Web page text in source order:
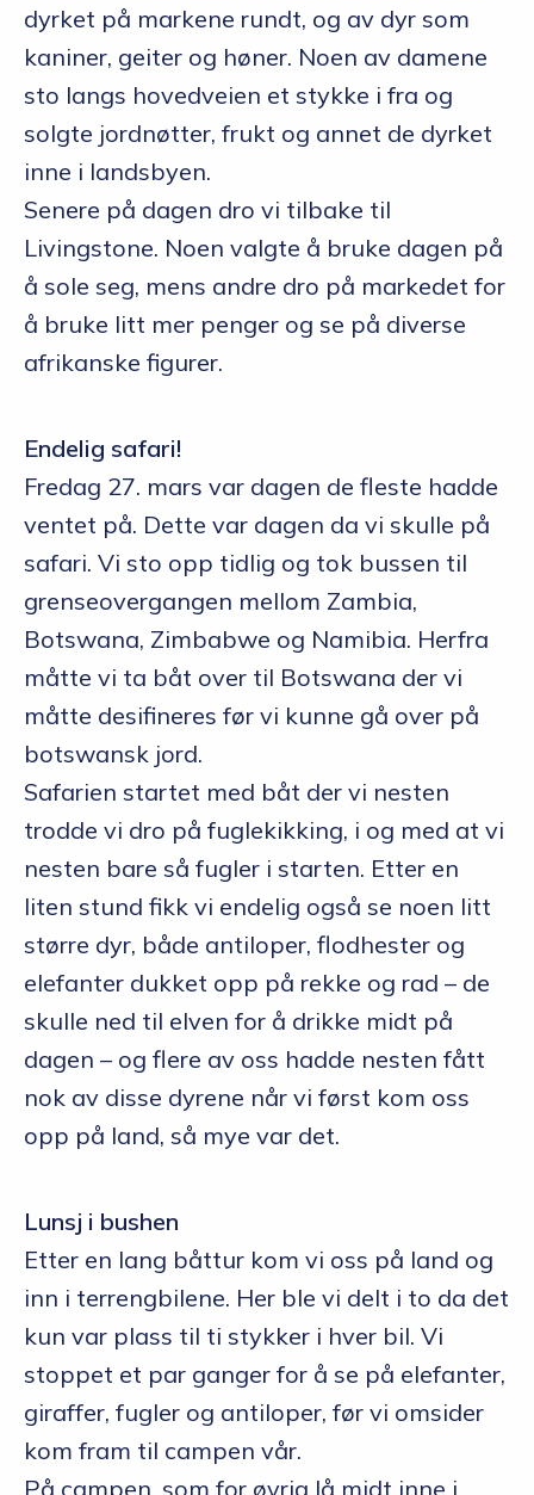
dyrket på markene rundt, og av dyr som
kaniner, geiter og høner. Noen av damene
sto langs hovedveien et stykke i fra og
solgte jordnøtter, frukt og annet de dyrket
inne i landsbyen.
Senere på dagen dro vi tilbake til
Livingstone. Noen valgte å bruke dagen på
å sole seg, mens andre dro på markedet for
å bruke litt mer penger og se på diverse
afrikanske figurer.
Endelig safari!
Fredag 27. mars var dagen de fleste hadde
ventet på. Dette var dagen da vi skulle på
safari. Vi sto opp tidlig og tok bussen til
grenseovergangen mellom Zambia,
Botswana, Zimbabwe og Namibia. Herfra
måtte vi ta båt over til Botswana der vi
måtte desifineres før vi kunne gå over på
botswansk jord.
Safarien startet med båt der vi nesten
trodde vi dro på fuglekikking, i og med at vi
nesten bare så fugler i starten. Etter en
liten stund fikk vi endelig også se noen litt
større dyr, både antiloper, flodhester og
elefanter dukket opp på rekke og rad – de
skulle ned til elven for å drikke midt på
dagen – og flere av oss hadde nesten fått
nok av disse dyrene når vi først kom oss
opp på land, så mye var det.
Lunsj i bushen
Etter en lang båttur kom vi oss på land og
inn i terrengbilene. Her ble vi delt i to da det
kun var plass til ti stykker i hver bil. Vi
stoppet et par ganger for å se på elefanter,
giraffer, fugler og antiloper, før vi omsider
kom fram til campen vår.
På campen, som for øvrig lå midt inne i